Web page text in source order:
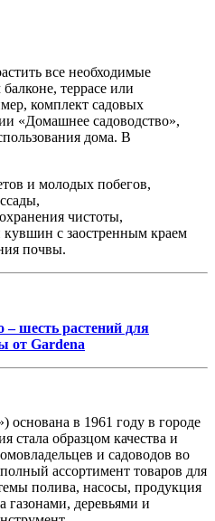
все необходимые
террасе или
комплект садовых
«Домашнее садоводство»,
дома. В
и молодых побегов,
чистоты,
с заостренным краем
почвы.
– шесть растений для
от Gardena
основана в 1961 году в городе
стала образцом качества и
и садоводов во
ассортимент товаров для
полива, насосы, продукция
газонами, деревьями и